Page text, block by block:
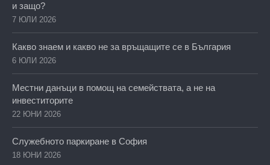
и защо?
7 ЮЛИ 2026
Какво знаем и какво не за връщащите се в България
6 ЮЛИ 2026
Местни данъци в помощ на семействата, а не на
инвеститорите
22 ЮНИ 2026
Служебното паркиране в София
18 ЮНИ 2026